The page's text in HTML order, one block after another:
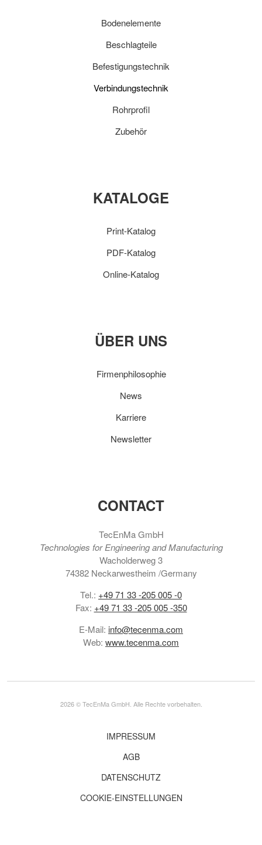
Bodenelemente
Beschlagteile
Befestigungstechnik
Verbindungstechnik
Rohrprofil
Zubehör
KATALOGE
Print-Katalog
PDF-Katalog
Online-Katalog
ÜBER UNS
Firmenphilosophie
News
Karriere
Newsletter
CONTACT
TecEnMa GmbH
Technologies for Engineering and Manufacturing
Wacholderweg 3
74382 Neckarwestheim /Germany
Tel.: +49 71 33 -205 005 -0
Fax: +49 71 33 -205 005 -350
E-Mail: info@tecenma.com
Web: www.tecenma.com
2026 © TecEnMa GmbH. Alle Rechte vorbehalten.
IMPRESSUM
AGB
DATENSCHUTZ
COOKIE-EINSTELLUNGEN